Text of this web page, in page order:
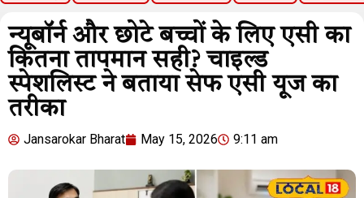
न्यूबॉर्न और छोटे बच्चों के लिए एसी का
कितना तापमान सही? चाइल्ड
स्पेशलिस्ट ने बताया सेफ एसी यूज का
तरीका
Jansarokar Bharat May 15, 2026 9:11 am